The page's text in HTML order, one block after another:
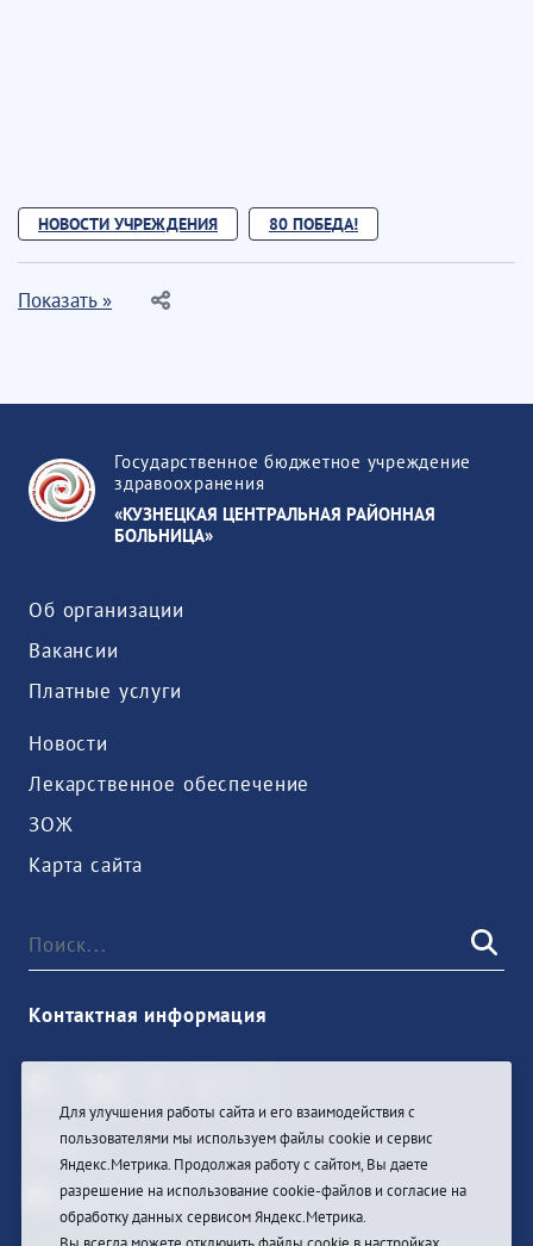
НОВОСТИ УЧРЕЖДЕНИЯ 80 ПОБЕДА!
Показать »
Государственное бюджетное учреждение
здравоохранения
«КУЗНЕЦКАЯ ЦЕНТРАЛЬНАЯ РАЙОННАЯ
БОЛЬНИЦА»
Об организации
Вакансии
Платные услуги
Новости
Лекарственное обеспечение
ЗОЖ
Карта сайта
Контактная информация
Войти
Для улучшения работы сайта и его взаимодействия с
пользователями мы используем файлы cookie и сервис
Яндекс.Метрика. Продолжая работу с сайтом, Вы даете
разрешение на использование cookie-файлов и согласие на
обработку данных сервисом Яндекс.Метрика.